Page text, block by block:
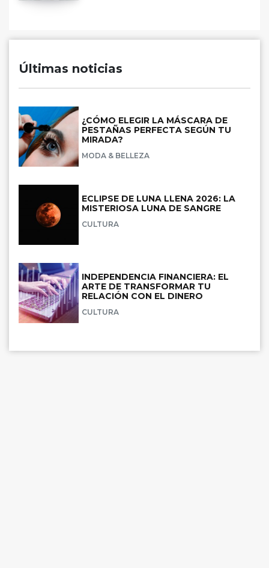
Últimas noticias
¿CÓMO ELEGIR LA MÁSCARA DE
PESTAÑAS PERFECTA SEGÚN TU
MIRADA?
MODA & BELLEZA
ECLIPSE DE LUNA LLENA 2026: LA
MISTERIOSA LUNA DE SANGRE
CULTURA
INDEPENDENCIA FINANCIERA: EL
ARTE DE TRANSFORMAR TU
RELACIÓN CON EL DINERO
CULTURA